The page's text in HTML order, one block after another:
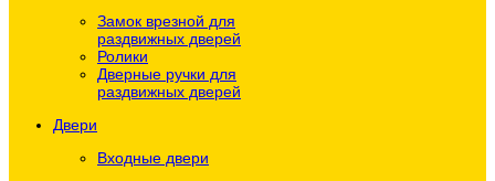
Замок врезной для
раздвижных дверей
Ролики
Дверные ручки для
раздвижных дверей
Двери
Входные двери